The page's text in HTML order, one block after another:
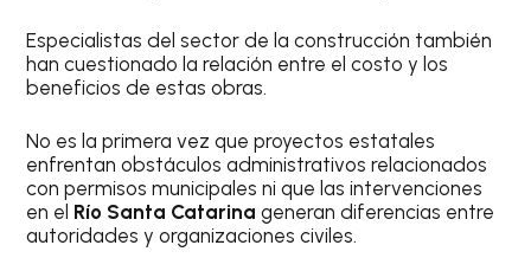
Especialistas del sector de la construcción también
han cuestionado la relación entre el costo y los
beneficios de estas obras.
No es la primera vez que proyectos estatales
enfrentan obstáculos administrativos relacionados
con permisos municipales ni que las intervenciones
en el Río Santa Catarina generan diferencias entre
autoridades y organizaciones civiles.